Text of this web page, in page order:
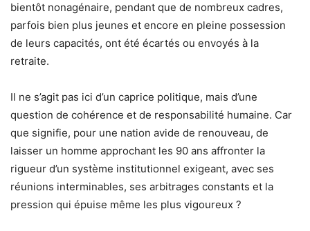
bientôt nonagénaire, pendant que de nombreux cadres,
parfois bien plus jeunes et encore en pleine possession
de leurs capacités, ont été écartés ou envoyés à la
retraite.
Il ne s’agit pas ici d’un caprice politique, mais d’une
question de cohérence et de responsabilité humaine. Car
que signifie, pour une nation avide de renouveau, de
laisser un homme approchant les 90 ans affronter la
rigueur d’un système institutionnel exigeant, avec ses
réunions interminables, ses arbitrages constants et la
pression qui épuise même les plus vigoureux ?